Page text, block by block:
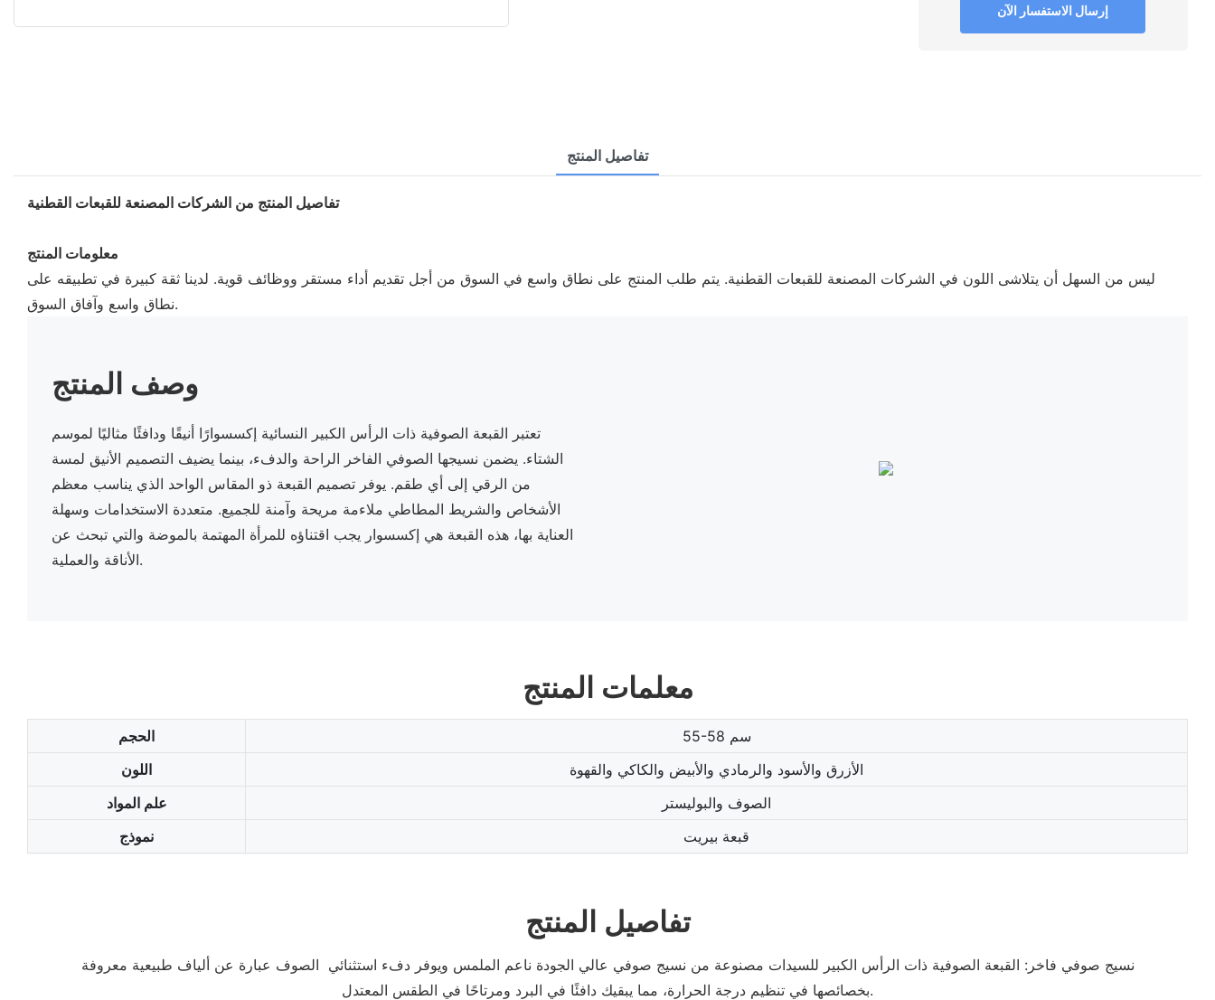
إرسال الاستفسار الآن
تفاصيل المنتج
تفاصيل المنتج من الشركات المصنعة للقبعات القطنية
معلومات المنتج
ليس من السهل أن يتلاشى اللون في الشركات المصنعة للقبعات القطنية. يتم طلب المنتج على نطاق واسع في السوق من أجل تقديم أداء مستقر ووظائف قوية. لدينا ثقة كبيرة في تطبيقه على
نطاق واسع وآفاق السوق.
وصف المنتج
تعتبر القبعة الصوفية ذات الرأس الكبير النسائية إكسسوارًا أنيقًا ودافئًا مثاليًا لموسم
الشتاء. يضمن نسيجها الصوفي الفاخر الراحة والدفء، بينما يضيف التصميم الأنيق لمسة
من الرقي إلى أي طقم. يوفر تصميم القبعة ذو المقاس الواحد الذي يناسب معظم
الأشخاص والشريط المطاطي ملاءمة مريحة وآمنة للجميع. متعددة الاستخدامات وسهلة
العناية بها، هذه القبعة هي إكسسوار يجب اقتناؤه للمرأة المهتمة بالموضة والتي تبحث عن
الأناقة والعملية.
معلمات المنتج
الحجم
55-58 سم
اللون
الأزرق والأسود والرمادي والأبيض والكاكي والقهوة
علم المواد
الصوف والبوليستر
نموذج
قبعة بيريت
تفاصيل المنتج
نسيج صوفي فاخر: القبعة الصوفية ذات الرأس الكبير للسيدات مصنوعة من نسيج صوفي عالي الجودة ناعم الملمس ويوفر دفء استثنائي الصوف عبارة عن ألياف طبيعية معروفة
بخصائصها في تنظيم درجة الحرارة، مما يبقيك دافئًا في البرد ومرتاحًا في الطقس المعتدل.